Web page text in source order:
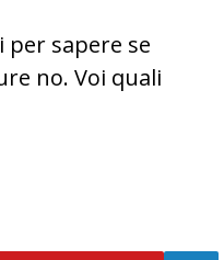
per sapere se
no. Voi quali